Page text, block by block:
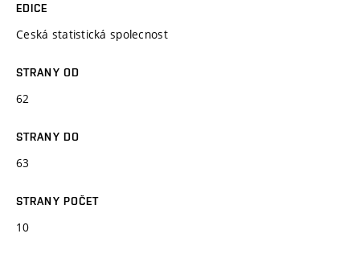
EDICE
Ceská statistická spolecnost
STRANY OD
62
STRANY DO
63
STRANY POČET
10